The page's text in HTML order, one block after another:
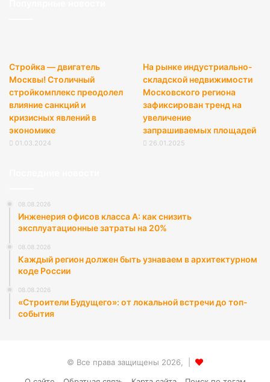
Стройка — двигатель
Москвы! Столичный
стройкомплекс преодолел
влияние санкций и
кризисных явлений в
экономике
01.03.2024
На рынке индустриально-
складской недвижимости
Московского региона
зафиксирован тренд на
увеличение
запрашиваемых площадей
26.01.2025
08.08.2026
Инженерия офисов класса А: как снизить
эксплуатационные затраты на 20%
08.08.2026
Каждый регион должен быть узнаваем в архитектурном
коде России
08.08.2026
«Строители Будущего»: от локальной встречи до топ-
события
© Все права защищены 2026, |